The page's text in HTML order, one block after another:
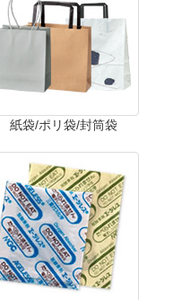
紙袋/ポリ袋/封筒袋